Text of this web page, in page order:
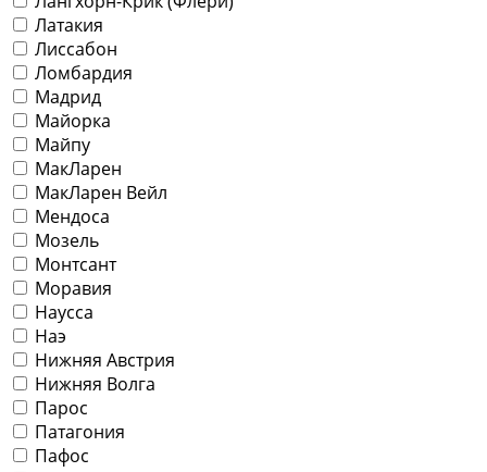
Латакия
Лиссабон
Ломбардия
Мадрид
Майорка
Майпу
МакЛарен
МакЛарен Вейл
Мендоса
Мозель
Монтсант
Моравия
Наусса
Наэ
Нижняя Австрия
Нижняя Волга
Парос
Патагония
Пафос